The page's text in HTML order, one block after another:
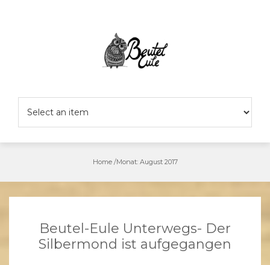
Home/Monat: August 2017
Beutel-Eule Unterwegs- Der
Silbermond ist aufgegangen